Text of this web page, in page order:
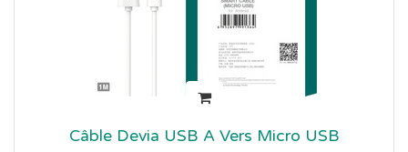
Câble Devia USB A Vers Micro USB